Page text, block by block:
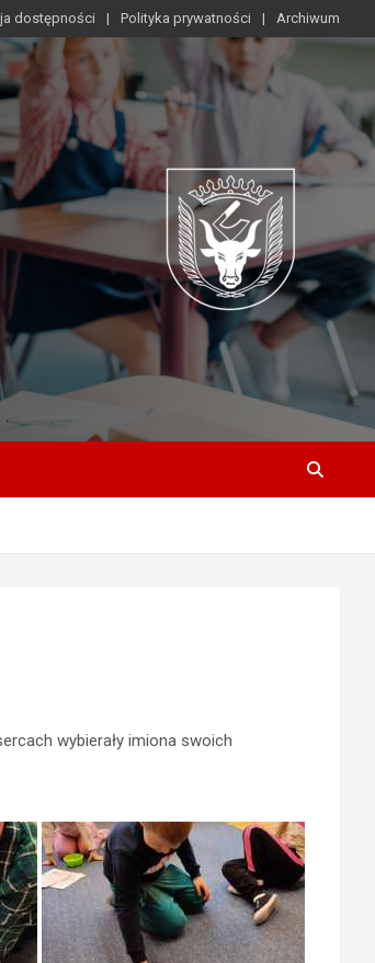
dostępności Polityka prywatności Archiwum
wybierały imiona swoich